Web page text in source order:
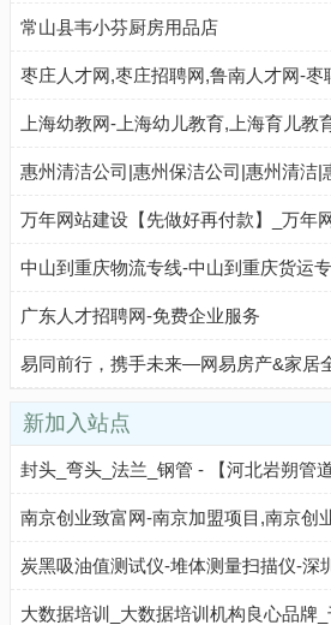
常山县韦小芬厨房用品店
枣庄人才网,枣庄招聘网,鲁南人才网-枣
广东人才招聘网-免费企业服务
易同前行，携手未来—网易房产&家居
新加入站点
封头_弯头_法兰_钢管 - 【河北岩朔管
炭黑吸油值测试仪-堆体测量扫描仪-深
大数据培训_大数据培训机构良心品牌